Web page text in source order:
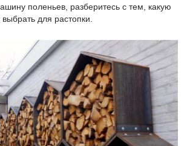
поленьев, разберитесь с тем, какую
для растопки.